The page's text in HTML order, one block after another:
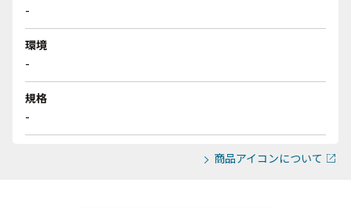
-
環境
-
規格
-
商品アイコンについて